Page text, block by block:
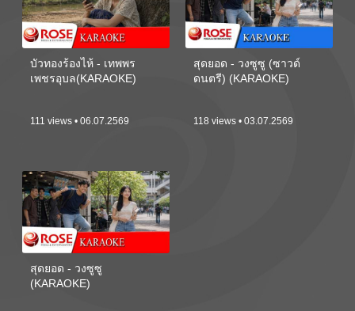
บัวทองร้องไห้ - เทพพร
เพชรอุบล(KARAOKE)
111 views • 06.07.2569
สุดยอด - วงซูซู (ซาวด์
ดนตรี) (KARAOKE)
118 views • 03.07.2569
สุดยอด - วงซูซู
(KARAOKE)